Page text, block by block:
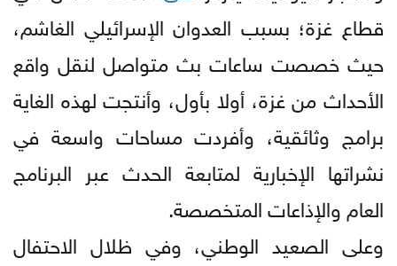
قطاع غزة؛ بسبب العدوان الإسرائيلي الغاشم،
حيث خصصت ساعات بث متواصل لنقل واقع
الأحداث من غزة، أولا بأول، وأنتجت لهذه الغاية
برامج وثائقية، وأفردت مساحات واسعة في
نشراتها الإخبارية لمتابعة الحدث عبر البرنامج
العام والإذاعات المتخصصة.
وعلى الصعيد الوطني، وفي ظلال الاحتفال